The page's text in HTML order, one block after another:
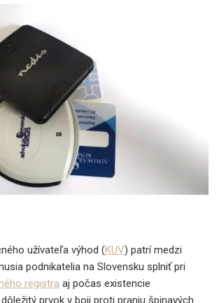
užívateľa výhod (KUV) patrí medzi
podnikatelia na Slovensku splniť pri
registra aj počas existencie
prvok v boji proti praniu špinavých